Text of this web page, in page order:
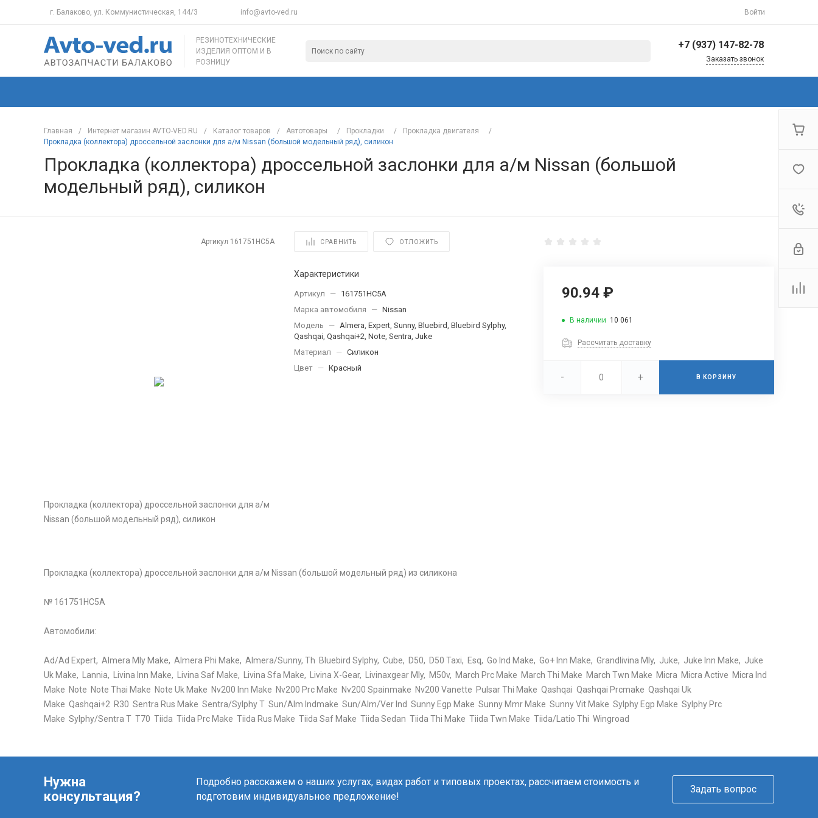
г. Балаково, ул. Коммунистическая, 144/3 info@avto-ved.ru Войти
РЕЗИНОТЕХНИЧЕСКИЕ
ИЗДЕЛИЯ ОПТОМ И В
РОЗНИЦУ
+7 (937) 147-82-78
Коммунистическая,
Заказать звонок
Главная / Интернет магазин AVTO-VED.RU / Каталог товаров / Автотовары / Прокладки / Прокладка двигателя
/
Прокладка (коллектора) дроссельной заслонки для а/м Nissan (большой модельный ряд), силикон
Прокладка (коллектора) дроссельной заслонки для а/м Nissan (большой
модельный ряд), силикон
Артикул 161751HC5A СРАВНИТЬ ОТЛОЖИТЬ
Прокладка (коллектора) дроссельной заслонки для а/м
Nissan (большой модельный ряд), силикон
Характеристики
Артикул —
161751HC5A
Марка автомобиля
— Nissan
Модель
— Almera, Expert, Sunny, Bluebird, Bluebird Sylphy,
Qashqai, Qashqai+2, Note, Sentra, Juke
Материал
— Силикон
Цвет
— Красный
90.94 ₽
В наличии 10 061
Рассчитать доставку
- + В КОРЗИНУ
Прокладка (коллектора) дроссельной заслонки для а/м Nissan (большой модельный ряд) из силикона
№ 161751HC5A
Автомобили:
Ad/Ad Expert, Almera Mly Make, Almera Phi Make, Almera/Sunny, Th Bluebird Sylphy, Cube, D50, D50 Taxi, Esq, Go Ind Make, Go+ Inn Make, Grandlivina Mly, Juke, Juke Inn Make, Juke
Uk Make, Lannia, Livina Inn Make, Livina Saf Make, Livina Sfa Make, Livina X-Gear, Livinaxgear Mly, M50v, March Prc Make March Thi Make March Twn Make Micra Micra Active Micra Ind
Make Note Note Thai Make Note Uk Make Nv200 Inn Make Nv200 Prc Make Nv200 Spainmake Nv200 Vanette Pulsar Thi Make Qashqai Qashqai Prcmake Qashqai Uk
Make Qashqai+2 R30 Sentra Rus Make Sentra/Sylphy T Sun/Alm Indmake Sun/Alm/Ver Ind Sunny Egp Make Sunny Mmr Make Sunny Vit Make Sylphy Egp Make Sylphy Prc
Make Sylphy/Sentra T T70 Tiida Tiida Prc Make Tiida Rus Make Tiida Saf Make Tiida Sedan Tiida Thi Make Tiida Twn Make Tiida/Latio Thi Wingroad
Нужна
консультация?
Подробно расскажем о наших услугах, видах работ и типовых проектах, рассчитаем стоимость и
подготовим индивидуальное предложение!
Задать вопрос